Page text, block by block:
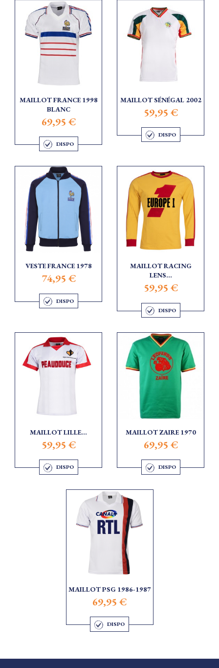
MAILLOT FRANCE 1998
BLANC
69,95 €
DISPO
MAILLOT SÉNÉGAL 2002
59,95 €
DISPO
VESTE FRANCE 1978
74,95 €
DISPO
MAILLOT RACING
LENS...
59,95 €
DISPO
MAILLOT LILLE...
59,95 €
DISPO
MAILLOT ZAIRE 1970
69,95 €
DISPO
MAILLOT PSG 1986-1987
69,95 €
DISPO